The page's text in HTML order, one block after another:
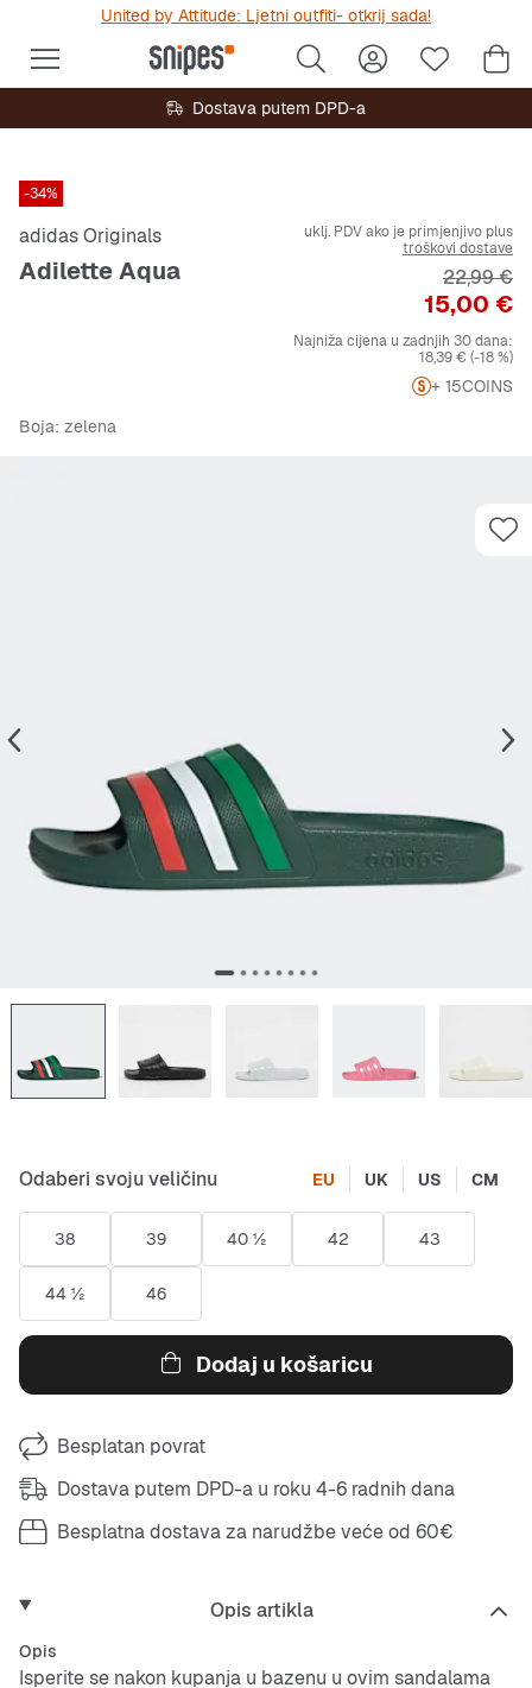
United by Attitude: Ljetni outfiti- otkrij sada!
Dostava putem DPD-a
-34%
adidas Originals
Adilette Aqua
uklj. PDV ako je primjenjivo plus
troškovi dostave
Cijena
15,00 €
22,99 €
Najniža cijena u zadnjih 30 dana:
18,39 € (-18 %)
+ 15COINS
Boja: zelena
Odaberi svoju veličinu EU UK US CM
38 39 40 ½ 42 43
44 ½ 46
Dodaj u košaricu
Besplatan povrat
Dostava putem DPD-a u roku 4-6 radnih dana
Besplatna dostava za narudžbe veće od 60€
Opis artikla
Opis
Isperite se nakon kupanja u bazenu u ovim sandalama